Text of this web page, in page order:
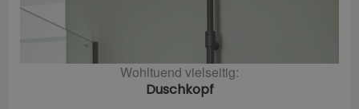
Wohltuend vielseitig:
Duschkopf